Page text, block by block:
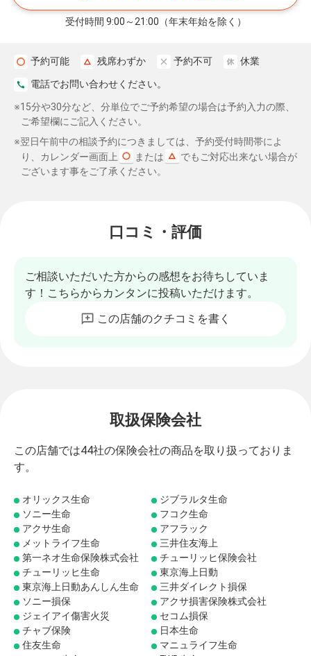
受付時間 9:00～21:00（年末年始を除く）
予約可能 残席わずか 予約不可 休業
電話でお問い合わせください。
※15分や30分など、分単位でご予約希望の場合は予約入力の際、
ご希望欄にご記入ください。
※翌日午前中の相談予約につきましては、予約受付時間帯によ
り、カレンダー画面上
または
でもご対応出来ない場合が
ございます事をご了承ください。
口コミ・評価
ご相談いただいた方からの感想をお待ちしていま
す！こちらからカンタンに投稿いただけます。
この店舗のクチコミを書く
取扱保険会社
この店舗では44社の保険会社の商品を取り扱っておりま
す。
オリックス生命
ジブラルタ生命
ソニー生命
フコク生命
アクサ生命
アフラック
メットライフ生命
三井住友海上
第一ネオ生命保険株式会社
チューリッヒ保険会社
チューリッヒ生命
東京海上日動
東京海上日動あんしん生命
三井ダイレクト損保
ソニー損保
アクサ損害保険株式会社
ジェイアイ傷害火災
セコム損保
チャブ保険
日本生命
住友生命
マニュライフ生命